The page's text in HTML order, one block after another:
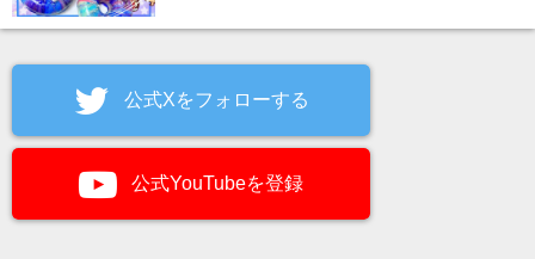
公式Xをフォローする
公式YouTubeを登録